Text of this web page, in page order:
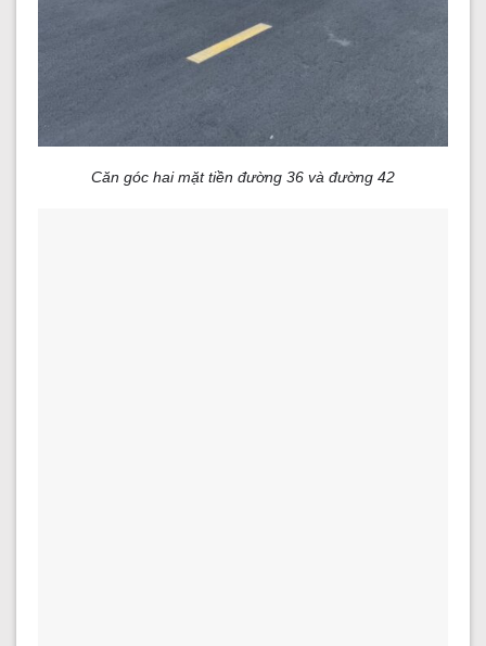
Căn góc hai mặt tiền đường 36 và đường 42